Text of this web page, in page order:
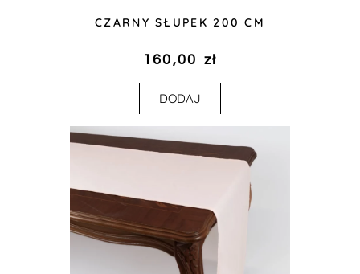
CZARNY SŁUPEK 200 CM
160,00 zł
DODAJ